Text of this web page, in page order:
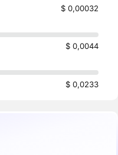
$ 0,00032
$ 0,0044
$ 0,0233